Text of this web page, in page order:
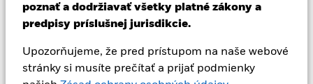
poznať a dodržiavať všetky platné zákony a
predpisy príslušnej jurisdikcie.
Upozorňujeme, že pred prístupom na naše webové
stránky si musíte prečítať a prijať podmienky
má deväťdesiatdeväťročnú životnosť, ktorá sa môže predĺžiť až
o tri roky. Investícia do fondu ponúka obmedzenú likviditu a
produkt nie je vhodný pre investorov, ktorí nie sú ochotní
alebo nedokážu viazať kapitál na dlhé obdobie. Spoločnosť